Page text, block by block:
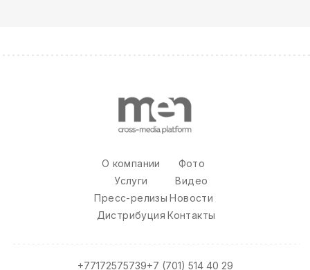
О компании
Услуги
Пресс-релизы
Дистрибуция
Фото
Видео
Новости
Контакты
+77172575739+7 (701) 514 40 29